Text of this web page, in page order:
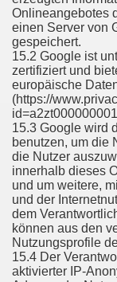
Onlineangebotes
einen Server von
gespeichert.
15.2 Google ist
zertifiziert und
europäische
(https://
15.3 Google wird
benutzen, um die
die Nutzer
innerhalb dieses
und um weitere,
und der
dem
können aus den
Nutzungsprofile
15.4 Der
aktivierter IP-